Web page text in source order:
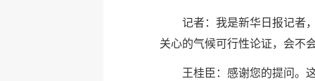
记者：我是新华日报记者
关心的气候可行性论证，会不
王桂臣：感谢您的提问。